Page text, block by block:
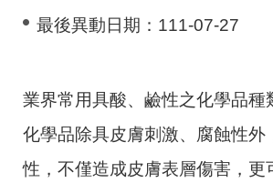
最後異動日期： 111-07-27
業界常用具酸、鹼性之化學品種
化學品除具皮膚刺激、腐蝕性外
性，不僅造成皮膚表層傷害，更